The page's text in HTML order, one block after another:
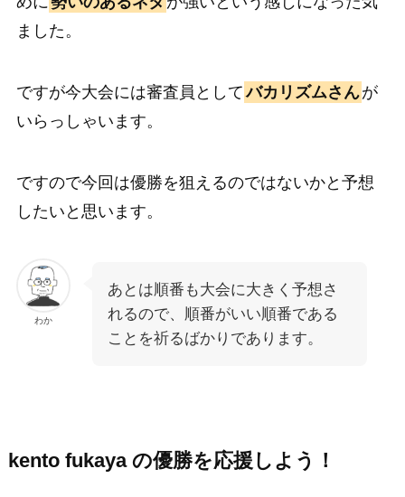
ました。
ですが今大会には審査員としてバカリズムさんが
いらっしゃいます。
ですので今回は優勝を狙えるのではないかと予想
したいと思います。
わか
あとは順番も大会に大きく予想さ
れるので、順番がいい順番である
ことを祈るばかりであります。
kento fukaya の優勝を応援しよう！